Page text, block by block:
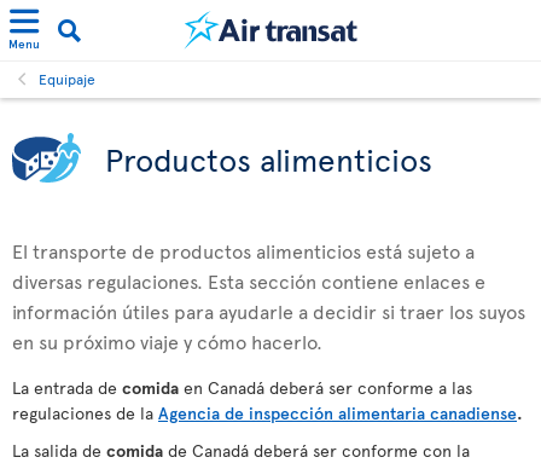
Menu
Equipaje
Productos alimenticios
El transporte de productos alimenticios está sujeto a
diversas regulaciones. Esta sección contiene enlaces e
información útiles para ayudarle a decidir si traer los suyos
en su próximo viaje y cómo hacerlo.
La entrada de comida en Canadá deberá ser conforme a las
regulaciones de la Agencia de inspección alimentaria canadiense.
La salida de comida de Canadá deberá ser conforme con la